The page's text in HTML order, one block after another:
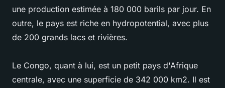
une production estimée à 180 000 barils par jour. En
outre, le pays est riche en hydropotential, avec plus
de 200 grands lacs et rivières.
Le Congo, quant à lui, est un petit pays d'Afrique
centrale, avec une superficie de 342 000 km2. Il est